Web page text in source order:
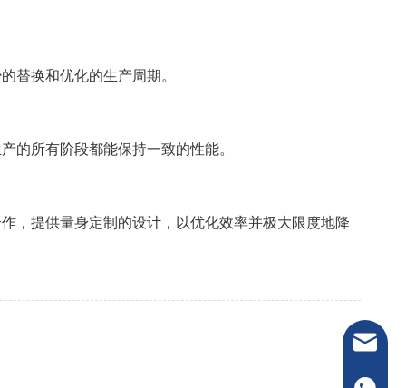
替换和优化的生产周期。
的所有阶段都能保持一致的性能。
，提供量身定制的设计，以优化效率并极大限度地降
电子邮